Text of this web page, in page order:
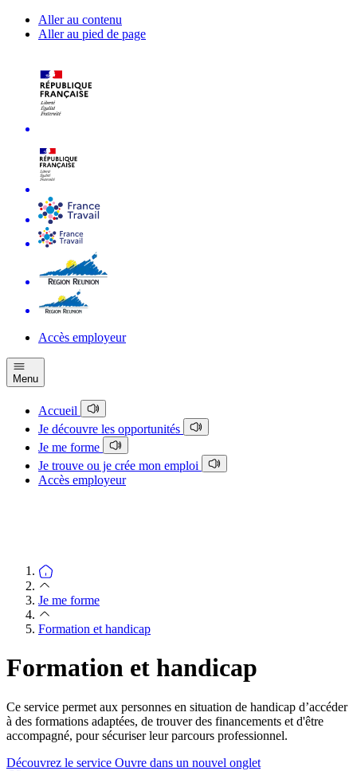
Aller au contenu
Aller au pied de page
Accès employeur
Menu
Accueil
Je découvre les opportunités
Je me forme
Je trouve ou je crée mon emploi
Accès employeur
Je me forme
Formation et handicap
Formation et handicap
Ce service permet aux personnes en situation de handicap d’accéder
à des formations adaptées, de trouver des financements et d'être
accompagné, pour sécuriser leur parcours professionnel.
Découvrez le service Ouvre dans un nouvel onglet